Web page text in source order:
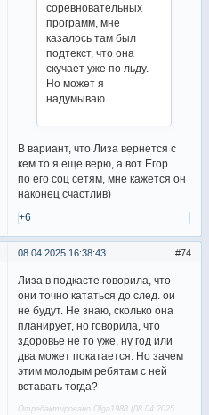
соревновательных
программ, мне
казалось там был
подтекст, что она
скучает уже по льду.
Но может я
надумываю
В вариант, что Лиза вернется с
кем то я еще верю, а вот Егор…
по его соц сетям, мне кажется он
наконец счастлив)
+6
74
08.04.2025 16:38:43
Лиза в подкасте говорила, что
они точно кататься до след. ои
не будут. Не знаю, сколько она
планирует, но говорила, что
здоровье не то уже, ну год или
два может покатается. Но зачем
этим молодым ребятам с ней
вставать тогда?
Отредактировано Olga1988 (08.04.2025